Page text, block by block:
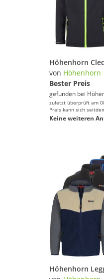
von Höhenhorn
Bester Preis
gefunden bei
zuletzt überprüft am
Preis kann sich
Keine weiteren